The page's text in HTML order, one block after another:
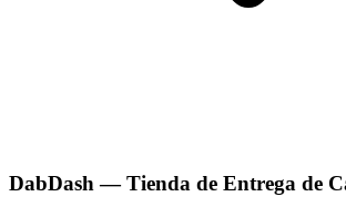
DabDash — Tienda de Entrega de